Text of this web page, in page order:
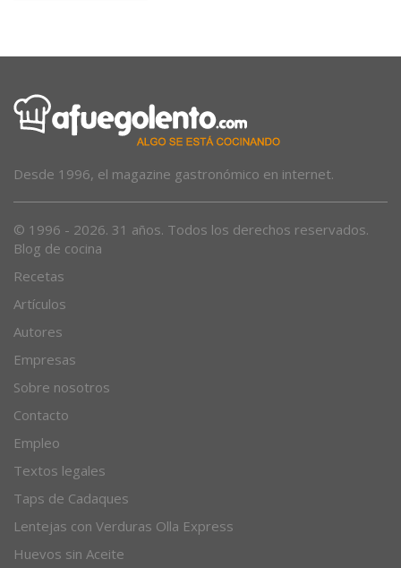
Blog de cocina
Recetas
Artículos
Autores
Empresas
Sobre nosotros
Contacto
Empleo
Textos legales
Taps de Cadaques
Lentejas con Verduras Olla Express